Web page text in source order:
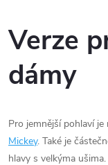
Verze
dámy
Pro jemnější pohlaví
Mickey. Také je
hlavy s velkýma